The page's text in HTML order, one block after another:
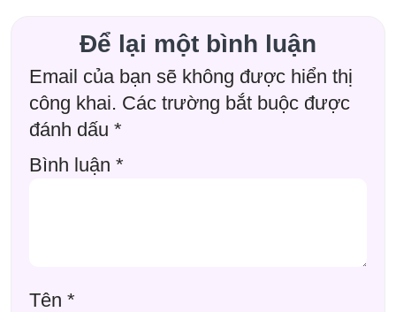
Để lại một bình luận
Email của bạn sẽ không được hiển thị
công khai. Các trường bắt buộc được
đánh dấu *
Bình luận *
Tên *